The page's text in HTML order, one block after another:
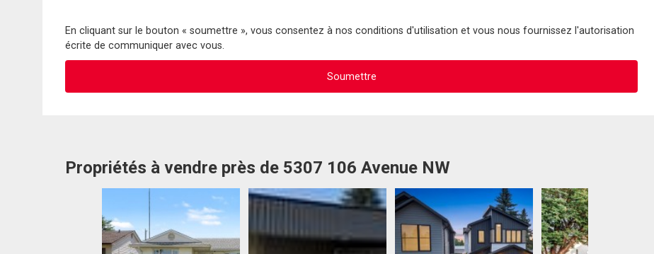
En cliquant sur le bouton « soumettre », vous consentez à nos conditions d'utilisation et vous nous fournissez l'autorisation
écrite de communiquer avec vous.
Propriétés à vendre près de 5307 106 Avenue NW